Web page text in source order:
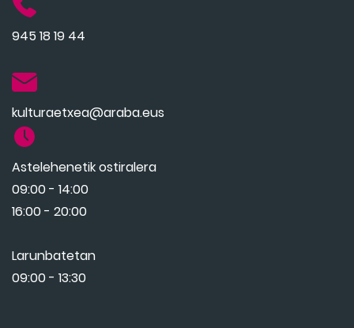
945 18 19 44
kulturaetxea@araba.eus
Astelehenetik ostiralera
09:00 - 14:00
16:00 - 20:00
Larunbatetan
09:00 - 13:30